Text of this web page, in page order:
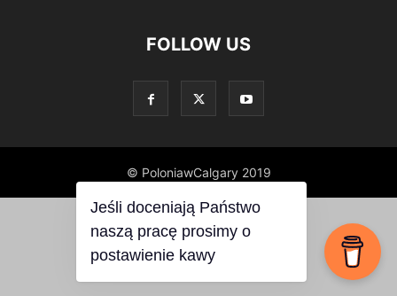
FOLLOW US
© PoloniawCalgary 2019
Jeśli doceniają Państwo
naszą pracę prosimy o
postawienie kawy